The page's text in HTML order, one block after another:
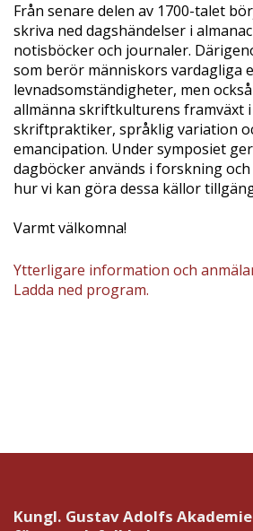
Från senare delen av 1700-talet
skriva ned dagshändelser i
notisböcker och journaler.
som berör människors vardagliga
levnadsomständigheter, men
allmänna skriftkulturens framväxt
skriftpraktiker, språklig variation
emancipation. Under symposiet
dagböcker används i forskning
hur vi kan göra dessa källor
Varmt välkomna!
Ytterligare information och
Ladda ned program.
Kungl. Gustav Adolfs